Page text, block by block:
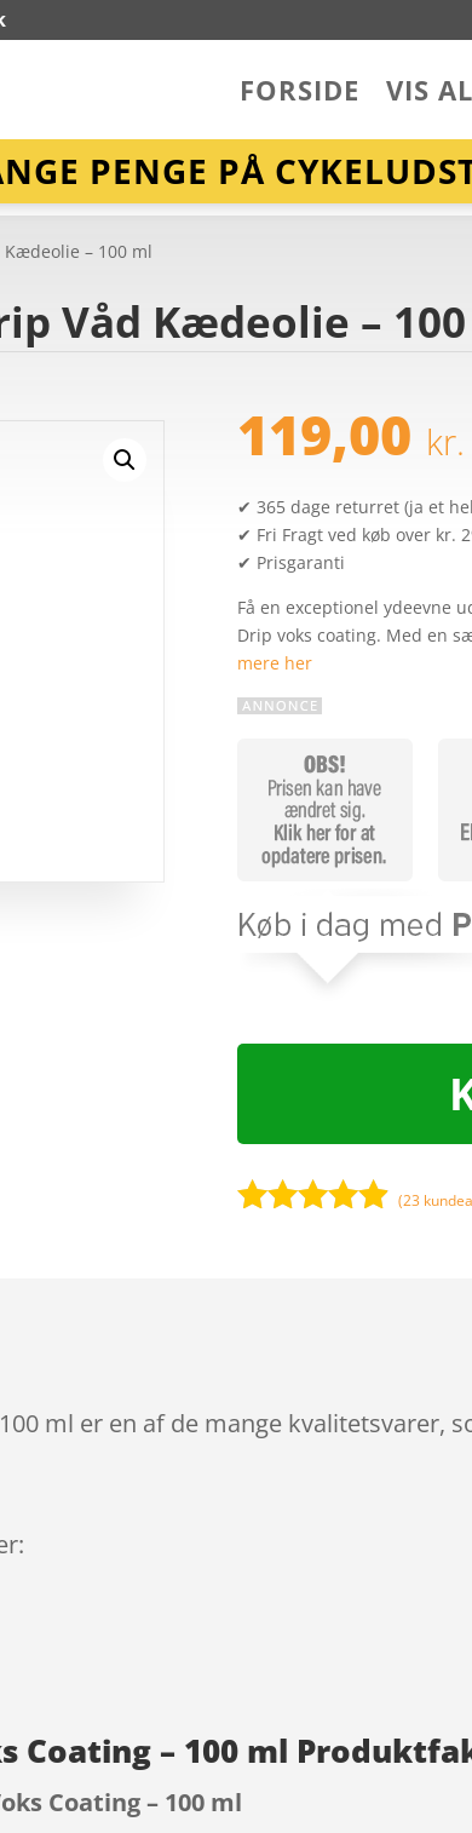
FORSIDE VIS
PENGE PÅ
Kædeolie – 100 ml
Våd Kædeolie –
119,00 kr.
✔ 365 dage returret (ja et
✔ Fri Fragt ved køb over kr.
✔ Prisgaranti
Få en exceptionel ydeevne
Drip voks coating. Med en
mere her
(23
ml er en af de mange kvalitetsvarer,
Coating – 100 ml
Coating – 100 ml